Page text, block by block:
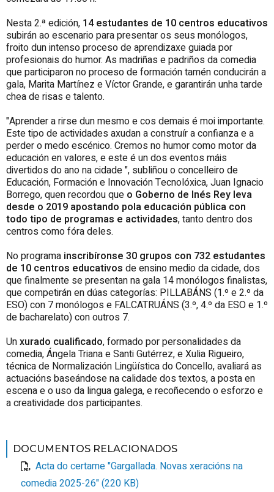
Nesta 2.ª edición, 14 estudantes de 10 centros educativos
subirán ao escenario para presentar os seus monólogos,
froito dun intenso proceso de aprendizaxe guiada por
profesionais do humor. As madriñas e padriños da comedia
que participaron no proceso de formación tamén conducirán a
gala, Marita Martínez e Víctor Grande, e garantirán unha tarde
chea de risas e talento.
"Aprender a rirse dun mesmo e cos demais é moi importante.
Este tipo de actividades axudan a construír a confianza e a
perder o medo escénico. Cremos no humor como motor da
educación en valores, e este é un dos eventos máis
divertidos do ano na cidade ", subliñou o concelleiro de
Educación, Formación e Innovación Tecnolóxica, Juan Ignacio
Borrego, quen recordou que o Goberno de Inés Rey leva
desde o 2019 apostando pola educación pública con
todo tipo de programas e actividades, tanto dentro dos
centros como fóra deles.
No programa inscribíronse 30 grupos con 732 estudantes
de 10 centros educativos de ensino medio da cidade, dos
que finalmente se presentan na gala 14 monólogos finalistas,
que competirán en dúas categorías: PILLABÁNS (1.º e 2.º da
ESO) con 7 monólogos e FALCATRUÁNS (3.º, 4.º da ESO e 1.º
de bacharelato) con outros 7.
Unxurado cualificado, formado por personalidades da
comedia, Ángela Triana e Santi Gutérrez, e Xulia Rigueiro,
técnica de Normalización Lingüística do Concello, avaliará as
actuacións baseándose na calidade dos textos, a posta en
escena e o uso da lingua galega, e recoñecendo o esforzo e
a creatividade dos participantes.
DOCUMENTOS RELACIONADOS
Acta do certame "Gargallada. Novas xeracións na
comedia 2025-26" (220 KB)